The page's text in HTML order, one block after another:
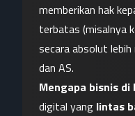
memberikan hak
terbatas (misalnya
secara absolut
dan AS.
Mengapa bisnis
digital yang lintas